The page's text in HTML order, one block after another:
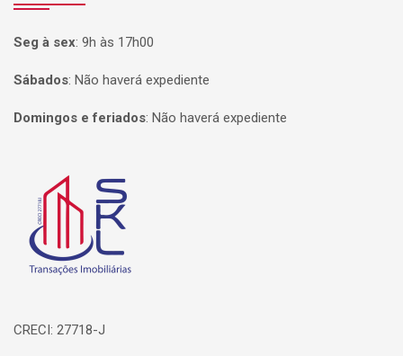
Seg à sex: 9h às 17h00
Sábados: Não haverá expediente
Domingos e feriados: Não haverá expediente
Página inicial
CRECI: 27718-J